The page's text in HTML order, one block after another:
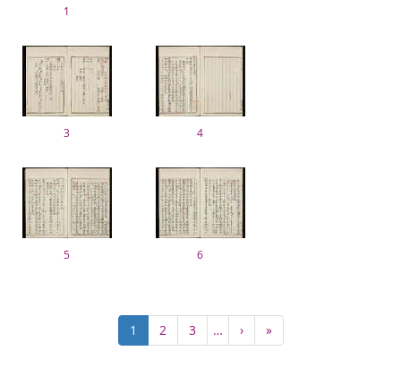
1
3 4
5 6
Current
page
1 Page
2 Page
3 …
Next
page
›
Last
page
»